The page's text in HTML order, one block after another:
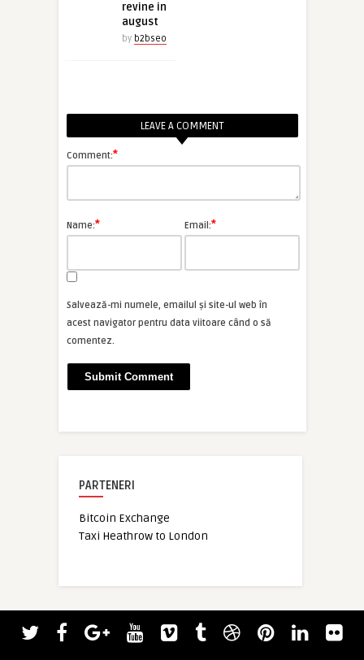
revine in
august
by b2bseo
LEAVE A COMMENT
Comment:*
Name:* Email:*
Salvează-mi numele, emailul și site-ul web în
acest navigator pentru data viitoare când o să
comentez.
PARTENERI
Bitcoin Exchange
Taxi Heathrow to London